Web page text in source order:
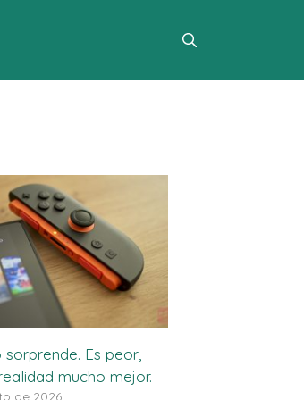
sorprende. Es peor,
mucho mejor.
de 2026